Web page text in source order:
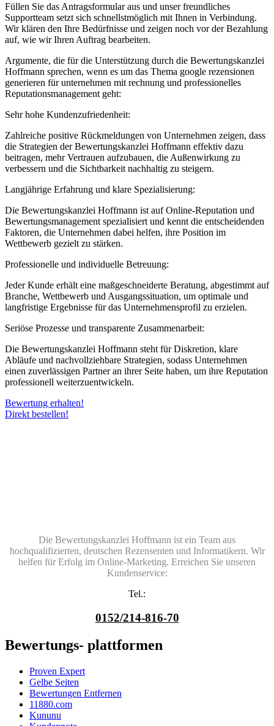
Füllen Sie das Antragsformular aus und unser freundliches
Supportteam setzt sich schnellstmöglich mit Ihnen in Verbindung.
Wir klären den Ihre Bedürfnisse und zeigen noch vor der Bezahlung
auf, wie wir Ihren Auftrag bearbeiten.
Argumente, die für die Unterstützung durch die Bewertungskanzlei
Hoffmann sprechen, wenn es um das Thema google rezensionen
generieren für unternehmen mit rechnung und professionelles
Reputationsmanagement geht:
Sehr hohe Kundenzufriedenheit:
Zahlreiche positive Rückmeldungen von Unternehmen zeigen, dass
die Strategien der Bewertungskanzlei Hoffmann effektiv dazu
beitragen, mehr Vertrauen aufzubauen, die Außenwirkung zu
verbessern und die Sichtbarkeit nachhaltig zu steigern.
Langjährige Erfahrung und klare Spezialisierung:
Die Bewertungskanzlei Hoffmann ist auf Online-Reputation und
Bewertungsmanagement spezialisiert und kennt die entscheidenden
Faktoren, die Unternehmen dabei helfen, ihre Position im
Wettbewerb gezielt zu stärken.
Professionelle und individuelle Betreuung:
Jeder Kunde erhält eine maßgeschneiderte Beratung, abgestimmt auf
Branche, Wettbewerb und Ausgangssituation, um optimale und
langfristige Ergebnisse für das Unternehmensprofil zu erzielen.
Seriöse Prozesse und transparente Zusammenarbeit:
Die Bewertungskanzlei Hoffmann steht für Diskretion, klare
Abläufe und nachvollziehbare Strategien, sodass Unternehmen
einen zuverlässigen Partner an ihrer Seite haben, um ihre Reputation
professionell weiterzuentwickeln.
Bewertung erhalten!
Direkt bestellen!
Die Bewertungskanzlei Hoffmann ist ein Team aus
hochqualifizierten, deutschen Rezensenten und Informatikern. Wir
helfen für Erfolg im Online-Marketing. Erreichen Sie unseren
Kundenservice:
Tel.:
0152/214-816-70
Bewertungs- plattformen
Proven Expert
Gelbe Seiten
Bewertungen Entfernen
11880.com
Kununu